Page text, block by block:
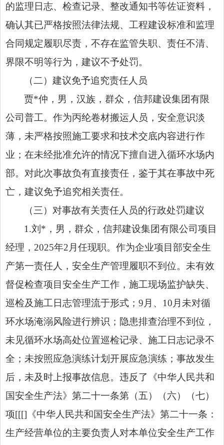
的监理日志、检查记录、整改通知书等佐证资料，
确认其已严格按照法律法规、工程建设标准和监理
合同规定履职尽责，不存在监管失职、责任不清、
界限不明等行为，建议不予处罚。
（二）建议免予追究责任人员
贾*仲，男，汉族，群众，信邦建设集团有限
公司普工。作为丙纶卷材搬运人员，安全意识淡
薄，未严格按照施工要求和技术交底内容进行作
业；在未经批准允许的情况下擅自进入循环水场内
部。对此次事故负有直接责任，鉴于其在事故中死
亡，建议免予追究相关责任。
（三）对事故有关责任人员的行政处罚建议
1.刘*，男，群众，信邦建设集团有限公司项目
经理，2025年2月任现职。作为企业项目部安全生
产第一责任人，安全生产管理履职不到位。未有效
督促检查项目安全生产工作，施工现场监护缺失、
巡检及施工日志管理流于形式；9月、10月未对循
环水场淹溺风险进行辨识；隐患排查治理不到位，
未见循环水场高处位置巡检记录、施工日志记录不
全；未按照应急演练计划开展应急演练；事故发生
后，未及时上报事故信息。违反了《中华人民共和
国安全生产法》第二十一条第（五）（六）（七）
项[[[]《中华人民共和国安全生产法》第二十一条：
生产经营单位的主要负责人对本单位安全生产工作